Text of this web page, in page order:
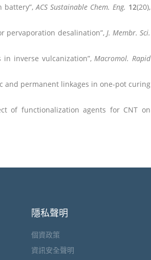
battery”,ACS Sustainable Chem. Eng. 12(20),
pervaporation desalination”, J. Membr. Sci.
in inverse vulcanization”,Macromol. Rapid
and permanent linkages in one-pot curing
of functionalization agents for CNT on
隱私聲明
個資政策
資訊安全聲明